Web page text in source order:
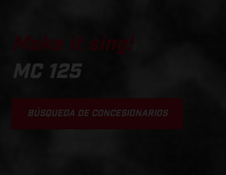
Make it sing!
MC 125
BÚSQUEDA DE CONCESIONARIOS